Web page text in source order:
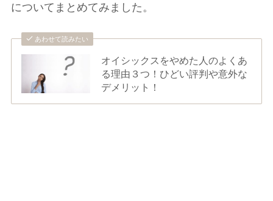
についてまとめてみました。
あわせて読みたい
オイシックスをやめた人のよくあ
る理由３つ！ひどい評判や意外な
デメリット！